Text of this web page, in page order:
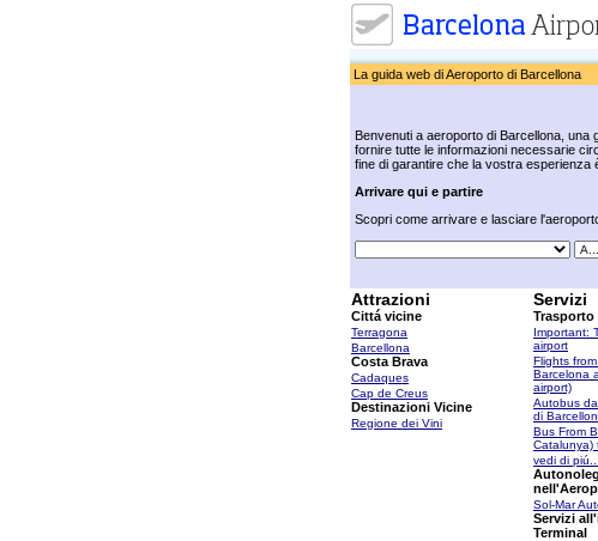
La guida web di Aeroporto di Barcellona
Benvenuti a aeroporto di Barcellona, una
fornire tutte le informazioni necessarie
fine di garantire che la vostra esperienza
Arrivare qui e partire
Scopri come arrivare e lasciare
Attrazioni
Cittá vicine
Terragona
Barcellona
Costa Brava
Cadaques
Cap de Creus
Destinazioni Vicine
Regione dei Vini
Servizi
Trasporto
Important:
airport
Flights
Barcelona
airport)
Autobus
di
Bus From
Catalunya)
vedi di piú...
Sol-Mar
Servizi
Terminal